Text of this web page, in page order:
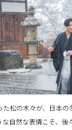
松の木々が、日本の
な自然な表情こそ、後